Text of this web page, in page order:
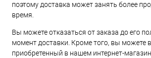
поэтому доставка может занять более
время.
Вы можете отказаться от заказа до его
момент доставки. Кроме того, вы можете
приобретенный в нашем интернет-